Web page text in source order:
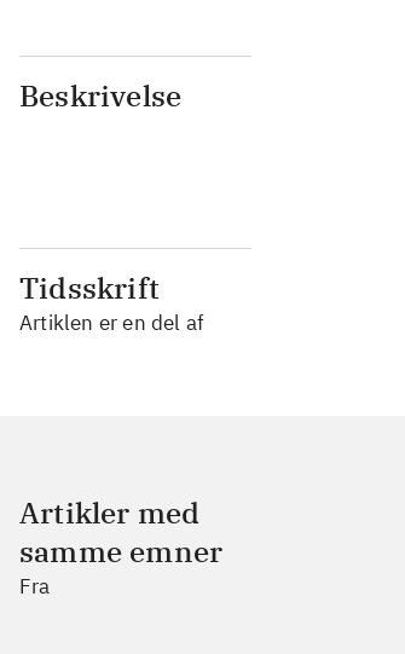
Beskrivelse
Tidsskrift
Artiklen er en del af
Artikler med
samme emner
Fra